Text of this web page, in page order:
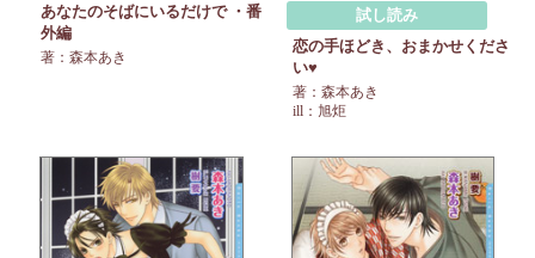
あなたのそばにいるだけで ・番
外編
著：森本あき
試し読み
恋の手ほどき、おまかせくださ
い♥
著：森本あき
ill：旭炬